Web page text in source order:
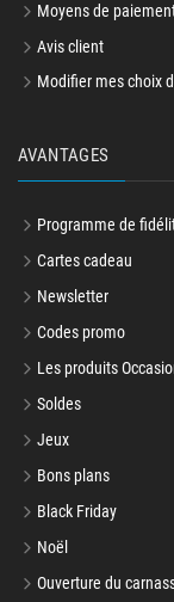
Moyens de
Avis client
Modifier mes choix
AVANTAGES
Programme de
Cartes cadeau
Newsletter
Codes promo
Les produits
Soldes
Jeux
Bons plans
Black Friday
Noël
Ouverture du